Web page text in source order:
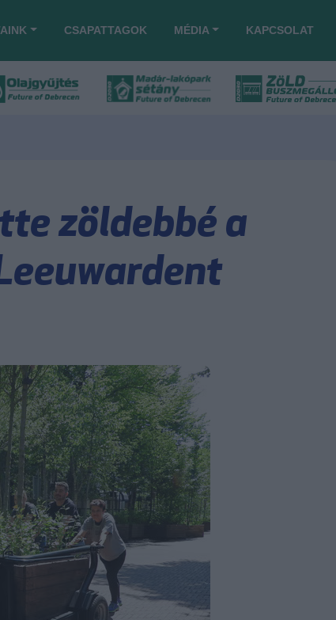
CSAPATTAGOK MÉDIA KAPCSOLAT
zöldebbé a